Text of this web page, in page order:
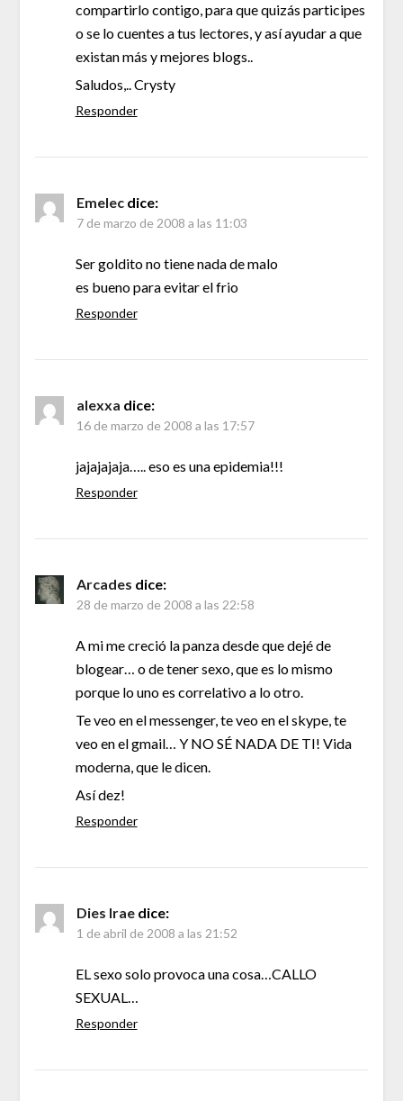
compartirlo contigo, para que quizás participes
o se lo cuentes a tus lectores, y así ayudar a que
existan más y mejores blogs..
Saludos,.. Crysty
Responder
Emelec dice:
7 de marzo de 2008 a las 11:03
Ser goldito no tiene nada de malo
es bueno para evitar el frio
Responder
alexxa dice:
16 de marzo de 2008 a las 17:57
jajajajaja….. eso es una epidemia!!!
Responder
Arcades dice:
28 de marzo de 2008 a las 22:58
A mi me creció la panza desde que dejé de
blogear… o de tener sexo, que es lo mismo
porque lo uno es correlativo a lo otro.
Te veo en el messenger, te veo en el skype, te
veo en el gmail… Y NO SÉ NADA DE TI! Vida
moderna, que le dicen.
Así dez!
Responder
Dies Irae dice:
1 de abril de 2008 a las 21:52
EL sexo solo provoca una cosa…CALLO
SEXUAL…
Responder